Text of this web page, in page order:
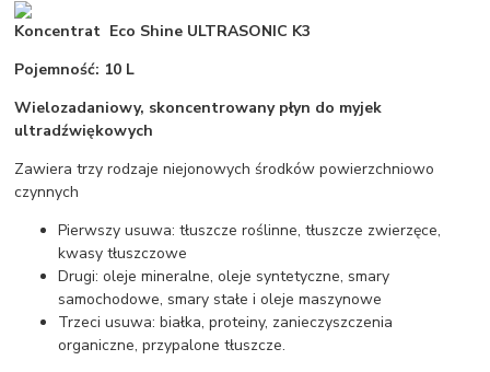
Koncentrat Eco Shine ULTRASONIC K3
Pojemność: 10 L
Wielozadaniowy, skoncentrowany płyn do myjek
ultradźwiękowych
Zawiera trzy rodzaje niejonowych środków powierzchniowo
czynnych
Pierwszy usuwa: tłuszcze roślinne, tłuszcze zwierzęce,
kwasy tłuszczowe
Drugi: oleje mineralne, oleje syntetyczne, smary
samochodowe, smary stałe i oleje maszynowe
Trzeci usuwa: białka, proteiny, zanieczyszczenia
organiczne, przypalone tłuszcze.